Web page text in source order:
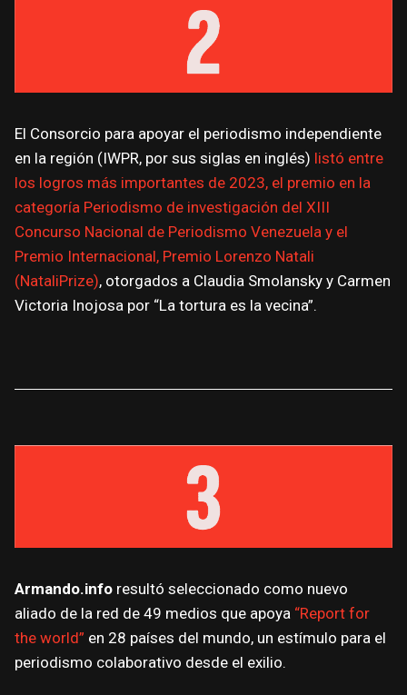
El Consorcio para apoyar el periodismo independiente
en la región (IWPR, por sus siglas en inglés) listó entre
los logros más importantes de 2023, el premio en la
categoría Periodismo de investigación del XIII
Concurso Nacional de Periodismo Venezuela y el
Premio Internacional, Premio Lorenzo Natali
(NataliPrize), otorgados a Claudia Smolansky y Carmen
Victoria Inojosa por “La tortura es la vecina”.
Armando.info resultó seleccionado como nuevo
aliado de la red de 49 medios que apoya “Report for
the world” en 28 países del mundo, un estímulo para el
periodismo colaborativo desde el exilio.